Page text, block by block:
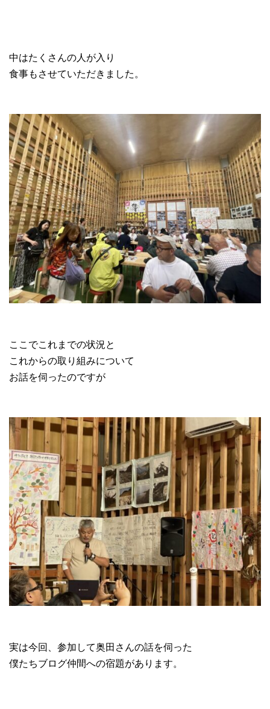
中はたくさんの人が入り
食事もさせていただきました。
ここでこれまでの状況と
これからの取り組みについて
お話を伺ったのですが
実は今回、参加して奥田さんの話を伺った
僕たちブログ仲間への宿題があります。